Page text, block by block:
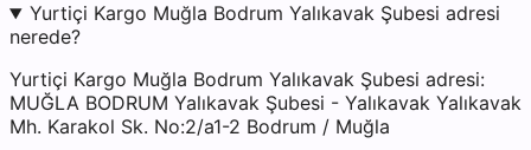
Yurtiçi Kargo Muğla Bodrum Yalıkavak Şubesi adresi
nerede?
Yurtiçi Kargo Muğla Bodrum Yalıkavak Şubesi adresi:
MUĞLA BODRUM Yalıkavak Şubesi - Yalıkavak Yalıkavak
Mh. Karakol Sk. No:2/a1-2 Bodrum / Muğla